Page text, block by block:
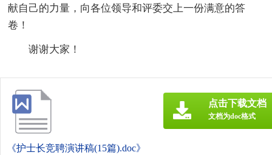
献自己的力量，向各位领导和评委交上一份满意的答
卷！
谢谢大家！
《护士长竞聘演讲稿(15篇).doc》
点击下载文档
文档为doc格式